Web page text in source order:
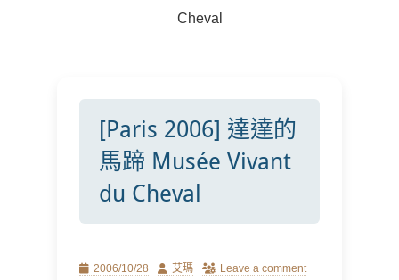
Cheval
[Paris 2006] 達達的
馬蹄 Musée Vivant
du Cheval
Posted
2006/10/28 Author
艾瑪 Leave a comment